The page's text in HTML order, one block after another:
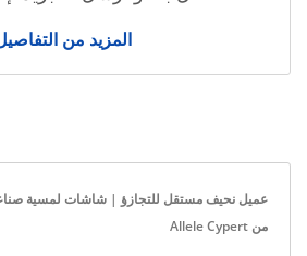
المزيد من
عميل نحيف مستقل للتجازؤ | شاشات لمسية
من Allele Cypert